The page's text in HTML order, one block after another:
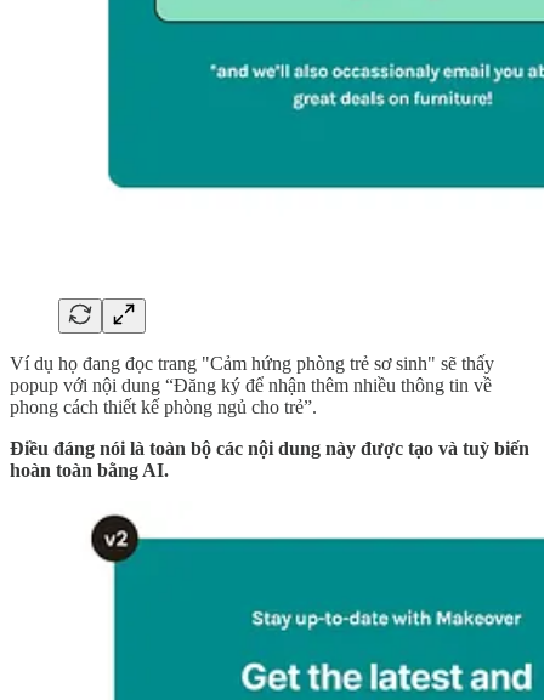
Ví dụ họ đang đọc trang "Cảm hứng phòng trẻ sơ sinh" sẽ thấy
popup với nội dung “Đăng ký để nhận thêm nhiều thông tin về
phong cách thiết kế phòng ngủ cho trẻ”.
Điều đáng nói là toàn bộ các nội dung này được tạo và tuỳ biến
hoàn toàn bằng AI.